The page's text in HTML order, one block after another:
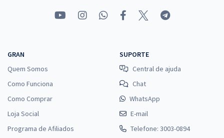
GRAN
Quem Somos
Como Funciona
Como Comprar
Loja Social
Programa de Afiliados
SUPORTE
Central de ajuda
Chat
WhatsApp
E-mail
Telefone: 3003-0894